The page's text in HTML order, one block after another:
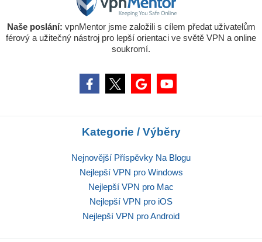
Naše poslání: vpnMentor jsme založili s cílem předat uživatelům
férový a užitečný nástroj pro lepší orientaci ve světě VPN a online
soukromí.
Kategorie / Výběry
Nejnovější Příspěvky Na Blogu
Nejlepší VPN pro Windows
Nejlepší VPN pro Mac
Nejlepší VPN pro iOS
Nejlepší VPN pro Android